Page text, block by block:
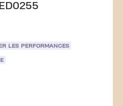
LES PERFORMANCES